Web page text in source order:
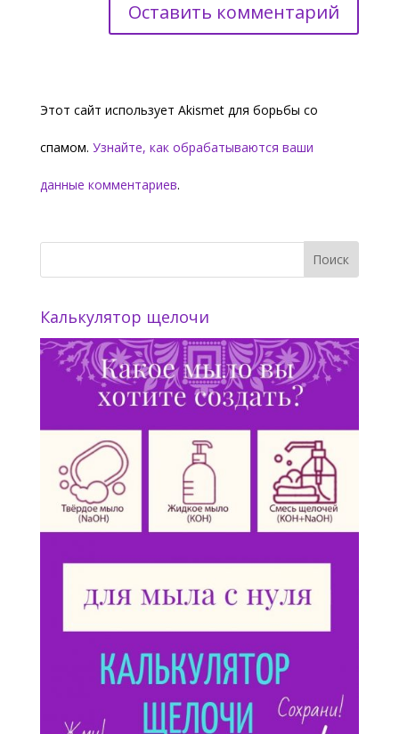
Этот сайт использует Akismet для борьбы со
спамом. Узнайте, как обрабатываются ваши
данные комментариев.
Калькулятор щелочи